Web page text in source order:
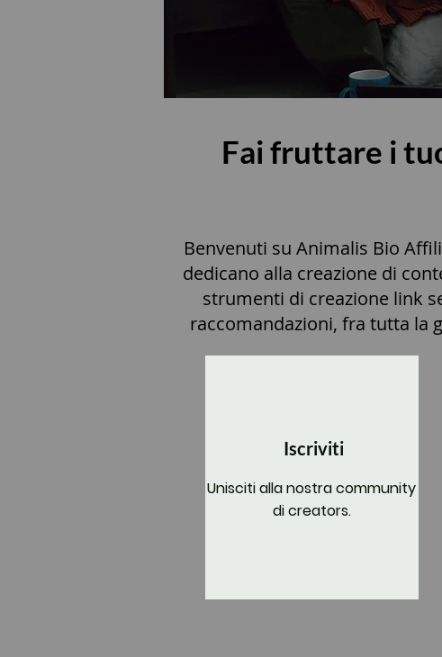
Fai fruttare i
Benvenuti su Animalis Bio
dedicano alla creazione di
strumenti di creazione link
raccomandazioni, fra tutta la
Iscriviti
Unisciti alla nostra community
di creators.